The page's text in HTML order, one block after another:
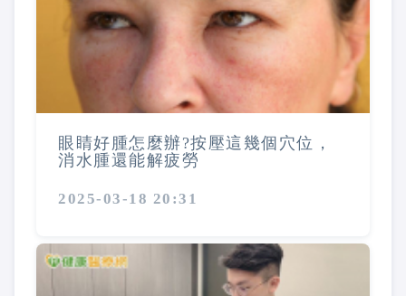
眼睛好腫怎麼辦?按壓這幾個穴位，
消水腫還能解疲勞
2025-03-18 20:31